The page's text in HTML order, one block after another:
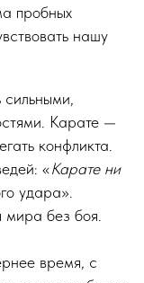
пробных
нашу
Карате —
конфликта.
«Карате ни
удара».
мира без боя.
время, с